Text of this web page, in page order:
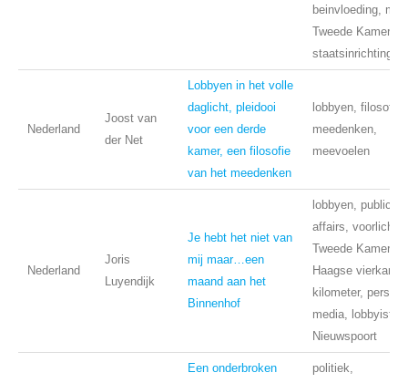
beinvloeding,
Tweede Kamer,
staatsinrichting
Nederland
Joost van
der Net
Lobbyen in het volle
daglicht, pleidooi
voor een derde
kamer, een filosofie
van het meedenken
lobbyen, filosofie,
meedenken,
meevoelen
Nederland
Joris
Luyendijk
Je hebt het niet van
mij maar…een
maand aan het
Binnenhof
lobbyen, public
affairs,
Tweede Kamer,
Haagse vierkante
kilometer, pers,
media, lobbyisten,
Nieuwspoort
Een onderbroken
politiek,